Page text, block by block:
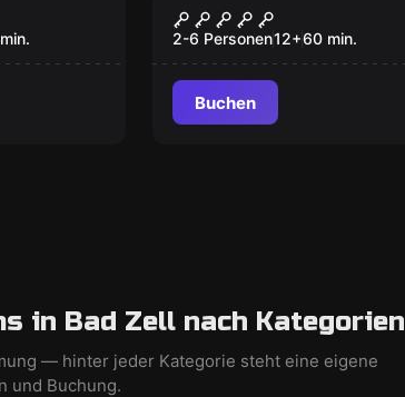
min.
Neu
Code: Hirsch
2-6 Personen12+60 min.
Buchen
in Bad Zell nach Kategorien
— hinter jeder Kategorie steht eine eigene
und Buchung.